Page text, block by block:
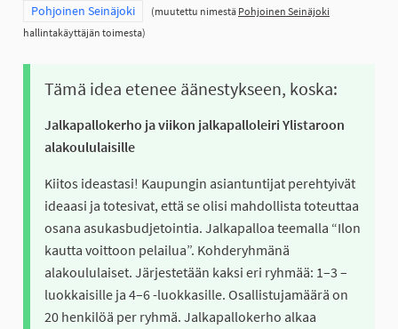
Rajaa tulokset teeman mukaan: Pohjoinen Seinäjoki
Pohjoinen Seinäjoki (muutettu nimestä Pohjoinen Seinäjoki
hallintakäyttäjän toimesta)
Tämä idea etenee äänestykseen, koska:
Jalkapallokerho ja viikon jalkapalloleiri Ylistaroon
alakoululaisille
Kiitos ideastasi! Kaupungin asiantuntijat perehtyivät
ideaasi ja totesivat, että se olisi mahdollista toteuttaa
osana asukasbudjetointia. Jalkapalloa teemalla “Ilon
kautta voittoon pelailua”. Kohderyhmänä
alakoululaiset. Järjestetään kaksi eri ryhmää: 1–3 –
luokkaisille ja 4–6 -luokkasille. Osallistujamäärä on
20 henkilöä per ryhmä. Jalkapallokerho alkaa